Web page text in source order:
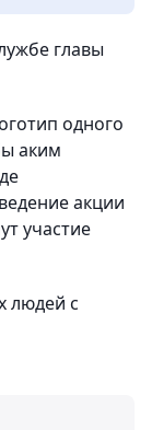
главы
одного
аким
акции
участие
людей с